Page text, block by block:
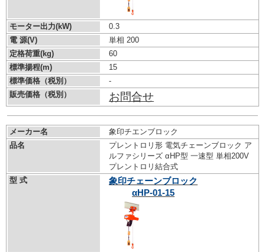
モーター出力(kW)
0.3
電 源(V)
単相 200
定格荷重(kg)
60
標準揚程(m)
15
標準価格（税別）
-
販売価格（税別）
お問合せ
メーカー名
象印チエンブロック
品名
プレントロリ形 電気チェーンブロック ア
ルファシリーズ αHP型 一速型 単相200V
プレントロリ結合式
型 式
象印チェーンブロック
αHP-01-15